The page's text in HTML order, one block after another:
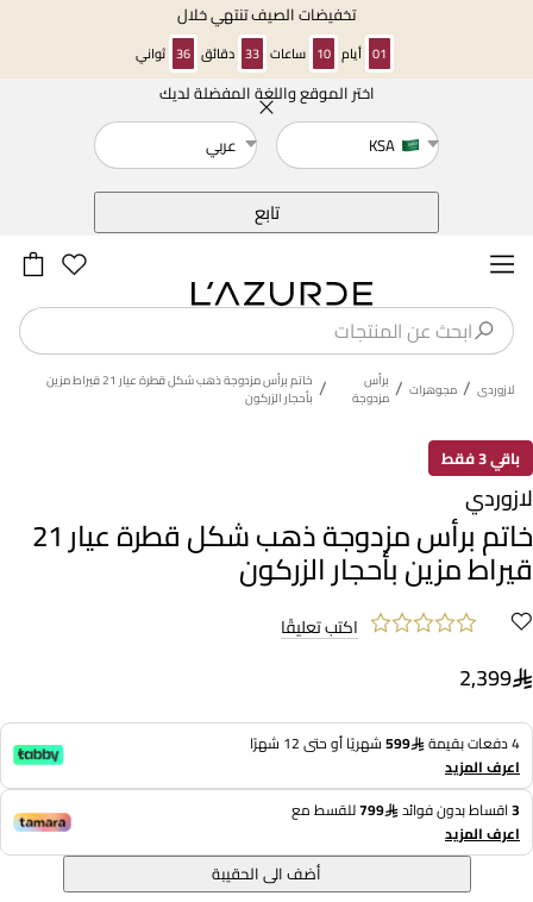
تخفيضات الصيف تنتهي خلال
01 أيام 10 ساعات 33 دقائق 35 ثواني
اختر الموقع واللغة المفضلة لديك
KSA
عربي
تابع
لازوردى / مجوهرات / برأس
مزدوجة / خاتم برأس مزدوجة ذهب شكل قطرة عيار 21 قيراط مزين
بأحجار الزركون
باقي 3 فقط
لازوردي
خاتم برأس مزدوجة ذهب شكل قطرة عيار 21
قيراط مزين بأحجار الزركون
اكتب تعليقًا
2,399
4 دفعات بقيمة 599شهريًا أو حتى 12 شهرًا
اعرف المزيد
3اقساط بدون فوائد 799للقسط مع
اعرف المزيد
أضف الى الحقيبة